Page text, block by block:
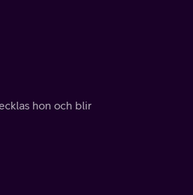
hon och blir